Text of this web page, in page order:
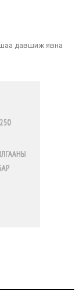
давшиж явна